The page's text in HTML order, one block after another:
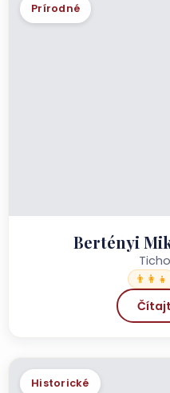
Prírodné
Bertényi
👨‍👩‍👧
Historické